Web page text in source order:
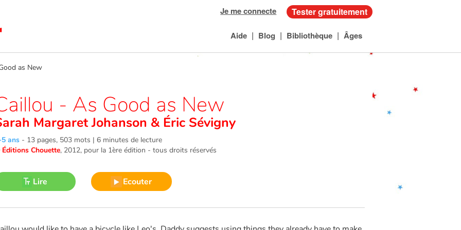
Je me connecte Tester gratuitement
Aide | Blog | Bibliothèque | Âges
as New
- As Good as New
Margaret Johanson & Éric Sévigny
ans - 13 pages, 503 mots | 6 minutes de lecture
Éditions Chouette, 2012, pour la 1ère édition - tous droits réservés
Lire Ecouter